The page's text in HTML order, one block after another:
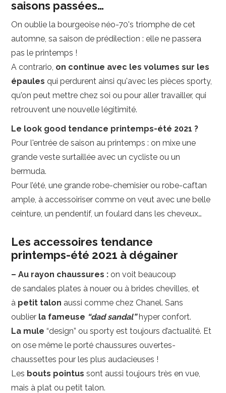
saisons passées…
On oublie la bourgeoise néo-70's triomphe de cet
automne, sa saison de prédilection : elle ne passera
pas le printemps !
A contrario, on continue avec les volumes sur les
épaules qui perdurent ainsi qu'avec les pièces sporty,
qu'on peut mettre chez soi ou pour aller travailler, qui
retrouvent une nouvelle légitimité.
Le look good tendance printemps-été 2021 ?
Pour l'entrée de saison au printemps : on mixe une
grande veste surtaillée avec un cycliste ou un
bermuda.
Pour l’été, une grande robe-chemisier ou robe-caftan
ample, à accessoiriser comme on veut avec une belle
ceinture, un pendentif, un foulard dans les cheveux…
Les accessoires tendance
printemps-été 2021 à dégainer
– Au rayon chaussures :on voit beaucoup
de sandales plates à nouer ou à brides chevilles, et
à petit talon aussi comme chez Chanel. Sans
oublier la fameuse “dad sandal”hyper confort.
La mule “design” ou sporty est toujours d’actualité. Et
on ose même le porté chaussures ouvertes-
chaussettes pour les plus audacieuses !
Les bouts pointus sont aussi toujours très en vue,
mais à plat ou petit talon.